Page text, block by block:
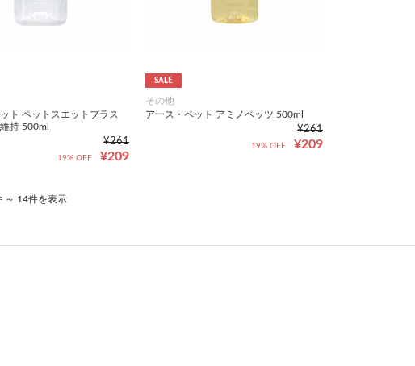
ト ペットスエットプラス
持 500ml
¥261
¥209
19% OFF
SALE
その他
アース・ペット アミノペッツ 500ml
¥261
¥209
19% OFF
～ 14件を表示